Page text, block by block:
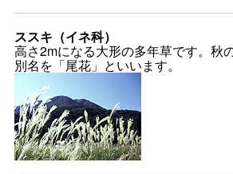
ススキ（イネ科）
高さ2mになる大形の多年草です。秋
別名を「尾花」といいます。